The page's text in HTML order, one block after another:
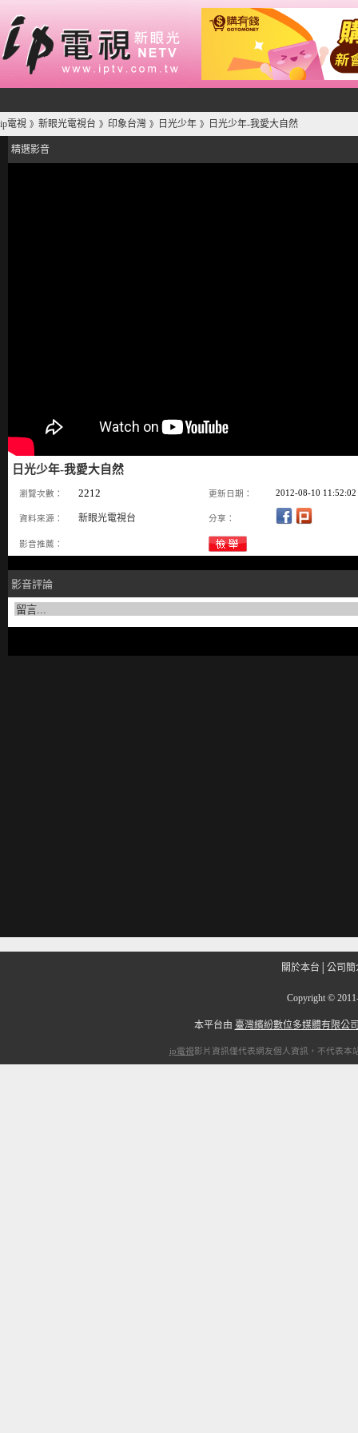
ip電視 》 新眼光電視台 》 印象台灣 》 日光少年 》 日光少年-我愛大自然
精選影音
日光少年-我愛大自然
瀏覽次數： 2212 更新日期： 2012-08-10 11:52:02
資料來源： 新眼光電視台 分享：
影音推薦：
影音評論
關於本台 公司簡
Copyright ©
本平台由 臺灣繽紛數位多媒體有限公
ip電視影片資訊僅代表網友個人資訊，不代表本